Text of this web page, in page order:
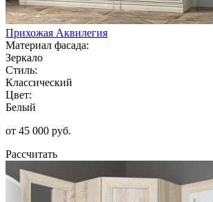
Прихожая Аквилегия
Материал фасада:
Зеркало
Стиль:
Классический
Цвет:
Белый
от 45 000 руб.
Рассчитать